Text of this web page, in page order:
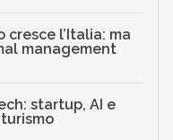
l’Italia: ma
management
startup, AI e